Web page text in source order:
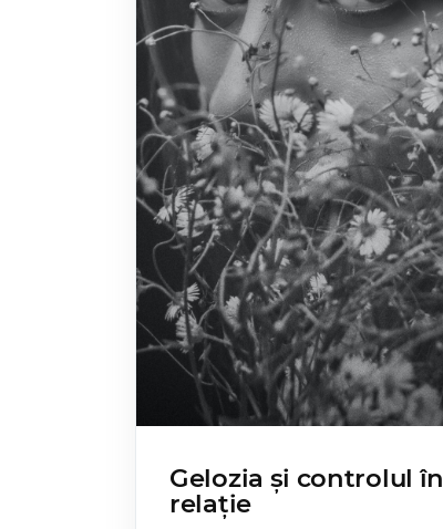
Gelozia și controlul în
relație